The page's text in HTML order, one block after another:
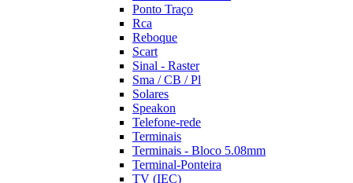
Ponto Traço
Rca
Reboque
Scart
Sinal - Raster
Sma / CB / Pl
Solares
Speakon
Telefone-rede
Terminais
Terminais - Bloco 5.08mm
Terminal-Ponteira
TV (IEC)